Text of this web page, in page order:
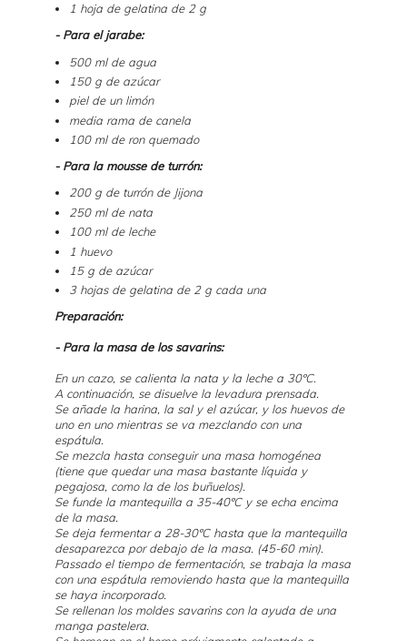
1 hoja de gelatina de 2 g
- Para el jarabe:
500 ml de agua
150 g de azúcar
piel de un limón
media rama de canela
100 ml de ron quemado
- Para la mousse de turrón:
200 g de turrón de Jijona
250 ml de nata
100 ml de leche
1 huevo
15 g de azúcar
3 hojas de gelatina de 2 g cada una
Preparación:
- Para la masa de los savarins:
En un cazo, se calienta la nata y la leche a 30ºC.
A continuación, se disuelve la levadura prensada.
Se añade la harina, la sal y el azúcar, y los huevos de
uno en uno mientras se va mezclando con una
espátula.
Se mezcla hasta conseguir una masa homogénea
(tiene que quedar una masa bastante líquida y
pegajosa, como la de los buñuelos).
Se funde la mantequilla a 35-40ºC y se echa encima
de la masa.
Se deja fermentar a 28-30ºC hasta que la mantequilla
desaparezca por debajo de la masa. (45-60 min).
Passado el tiempo de fermentación, se trabaja la masa
con una espátula removiendo hasta que la mantequilla
se haya incorporado.
Se rellenan los moldes savarins con la ayuda de una
manga pastelera.